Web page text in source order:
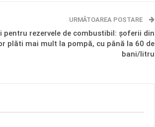
URMĂTOAREA POSTARE
pentru rezervele de combustibil: șoferii din
plăti mai mult la pompă, cu până la 60 de
bani/litru